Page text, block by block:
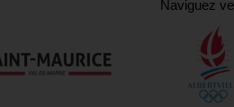
Naviguez